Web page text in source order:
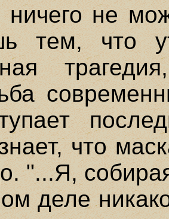
ничего не
тем, что
что
"...Я,
деле